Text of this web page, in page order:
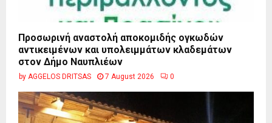
Προσωρινή αναστολή αποκομιδής ογκωδών
αντικειμένων και υπολειμμάτων κλαδεμάτων
στον Δήμο Ναυπλιέων
by AGGELOS DRITSAS 7 August 2026 0